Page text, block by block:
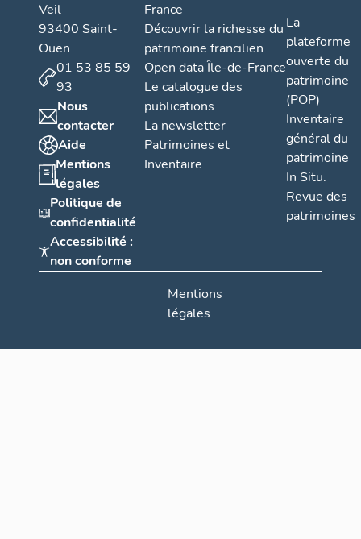
Veil
93400 Saint-
Ouen
01 53 85 59
93
Nous
contacter
Aide
Mentions
légales
Politique de
confidentialité
Accessibilité :
non conforme
France
Découvrir la richesse du
patrimoine francilien
Open data Île-de-France
Le catalogue des
publications
La newsletter
Patrimoines et
Inventaire
La
plateforme
ouverte du
patrimoine
(POP)
Inventaire
général du
patrimoine
In Situ.
Revue des
patrimoines
Mentions
légales